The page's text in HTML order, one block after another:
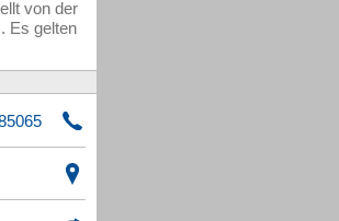
von der
Es gelten